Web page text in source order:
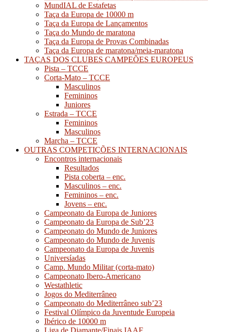
MundIAL de Estafetas
Taça da Europa de 10000 m
Taça da Europa de Lançamentos
Taça do Mundo de maratona
Taça da Europa de Provas Combinadas
Taça da Europa de maratona/meia-maratona
TAÇAS DOS CLUBES CAMPEÕES EUROPEUS
Pista – TCCE
Corta-Mato – TCCE
Masculinos
Femininos
Juniores
Estrada – TCCE
Femininos
Masculinos
Marcha – TCCE
OUTRAS COMPETIÇÕES INTERNACIONAIS
Encontros internacionais
Resultados
Pista coberta – enc.
Masculinos – enc.
Femininos – enc.
Jovens – enc.
Campeonato da Europa de Juniores
Campeonato da Europa de Sub’23
Campeonato do Mundo de Juniores
Campeonato do Mundo de Juvenis
Campeonato da Europa de Juvenis
Universíadas
Camp. Mundo Militar (corta-mato)
Campeonato Ibero-Americano
Westathletic
Jogos do Mediterrâneo
Campeonato do Mediterrâneo sub’23
Festival Olímpico da Juventude Europeia
Ibérico de 10000 m
Liga de Diamante/Finais IAAF